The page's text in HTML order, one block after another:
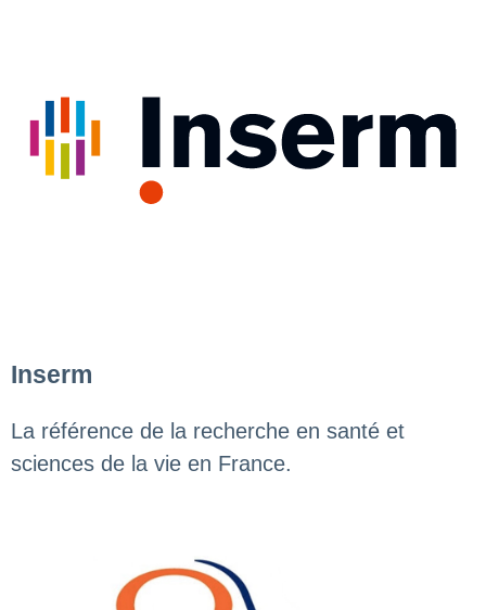
Inserm
La référence de la recherche en santé et
sciences de la vie en France.